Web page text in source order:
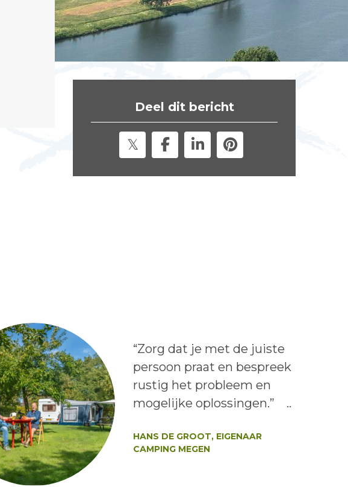
Deel dit bericht
Lees het bericht:
“Zorg dat je met de juiste
persoon praat en bespreek
rustig het probleem en
mogelijke oplossingen.” ..
HANS DE GROOT, EIGENAAR
CAMPING MEGEN